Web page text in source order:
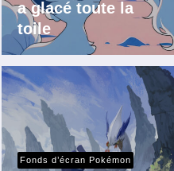
a glacé toute la
toile
Fonds d’écran Pokémon